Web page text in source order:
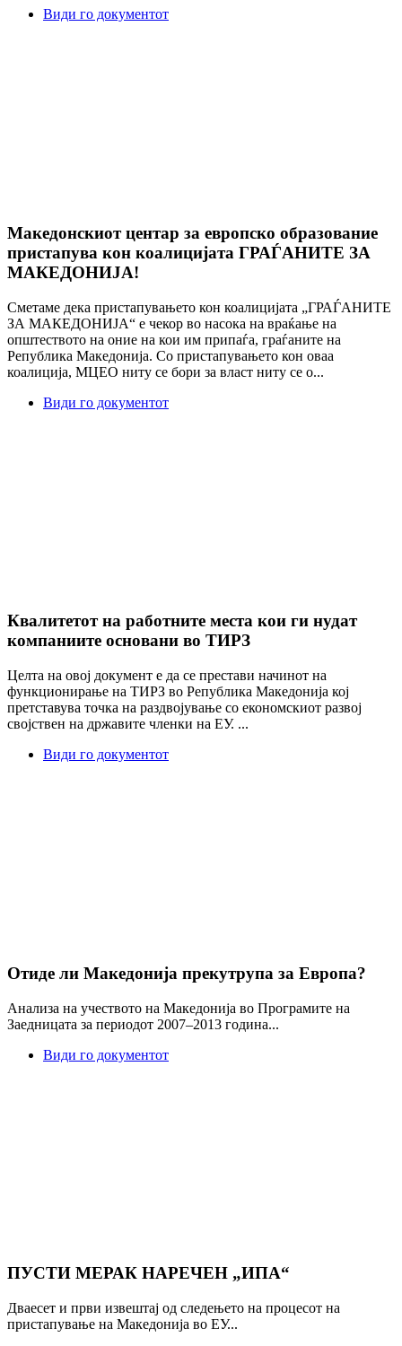
Види го документот
Македонскиот центар за европско образование
пристапува кон коалицијата ГРАЃАНИТЕ ЗА
МАКЕДОНИЈА!
Сметаме дека пристапувањето кон коалицијата „ГРАЃАНИТЕ
ЗА МАКЕДОНИЈА“ е чекор во насока на враќање на
општеството на оние на кои им припаѓа, граѓаните на
Република Македонија. Со пристапувањето кон оваа
коалиција, МЦЕО ниту се бори за власт ниту се о...
Види го документот
Квалитетот на работните места кои ги нудат
компаниите основани во ТИРЗ
Целта на овој документ е да се престави начинот на
функционирање на ТИРЗ во Република Македонија кој
претставува точка на раздвојување со економскиот развој
својствен на државите членки на ЕУ. ...
Види го документот
Отиде ли Македонија прекутрупа за Европа?
Анализа на учеството на Македонија во Програмите на
Заедницата за периодот 2007‒2013 година...
Види го документот
ПУСТИ МЕРАК НАРЕЧЕН „ИПА“
Дваесет и први извештај од следењето на процесот на
пристапување на Македонија во ЕУ...